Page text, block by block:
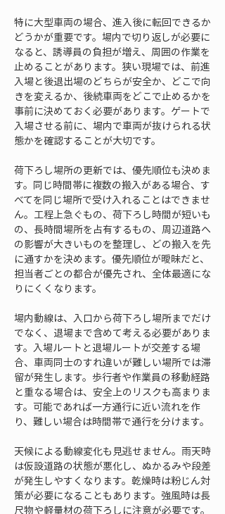
特に大型車両の場合、進入後に転回できるか
どうかが重要です。場内で切り返しが必要に
なると、誘導員の負担が増え、周囲の作業を
止めることがあります。狭い現場では、前進
入場と後退出場のどちらが安全か、どこで向
きを変えるか、後続車両をどこで止めるかを
事前に決めておく必要があります。ゲートで
入場させる前に、場内で車両が抜けられる状
態かを確認することが大切です。
荷下ろし場所の更新では、優先順位も決めま
す。同じ時間帯に複数の搬入がある場合、す
べてを同じ場所で受け入れることはできませ
ん。工程上急ぐもの、荷下ろし時間が短いも
の、長時間場所を占有するもの、周辺道路へ
の影響が大きいものを整理し、どの搬入を先
に通すかを決めます。優先順位が曖昧だと、
担当者ごとの都合が優先され、全体最適にな
りにくくなります。
場内動線は、入口から荷下ろし場所までだけ
でなく、退場まで含めて考える必要がありま
す。入場ルートと退場ルートが交差する場
合、車両同士のすれ違いが難しい場所では滞
留が発生します。歩行者や作業員の移動経路
と重なる場合は、安全上のリスクも高まりま
す。可能であれば一方通行に近い流れを作
り、難しい場合は時間帯で通行を分けます。
天候による動線変化も見逃せません。雨天時
は仮設道路の状態が悪化し、ぬかるみや段差
が発生しやすくなります。乾燥時は粉じん対
策が必要になることもあります。強風時は長
尺物や軽量材の荷下ろしに注意が必要です。